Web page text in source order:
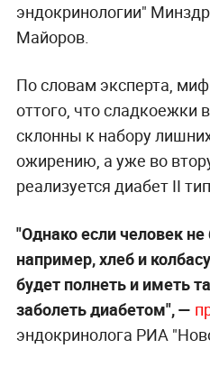
эндокринологии"
Майоров.
По словам эксперта,
оттого, что сладкоежки
склонны к набору
ожирению, а уже во
реализуется диабет II
"Однако если человек не
например, хлеб и
будет полнеть и иметь
заболеть диабетом", —
эндокринолога РИА